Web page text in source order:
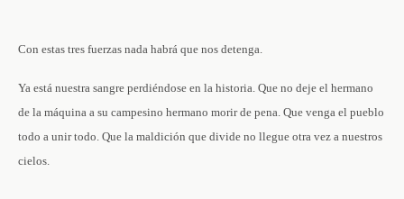
Con estas tres fuerzas nada habrá que nos detenga.
Ya está nuestra sangre perdiéndose en la historia. Que no deje el hermano
de la máquina a su campesino hermano morir de pena. Que venga el pueblo
todo a unir todo. Que la maldición que divide no llegue otra vez a nuestros
cielos.